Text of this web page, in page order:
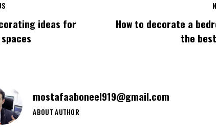
ideas for
How to decorate a
the
mostafaaboneel919@gmail.com
ABOUT AUTHOR